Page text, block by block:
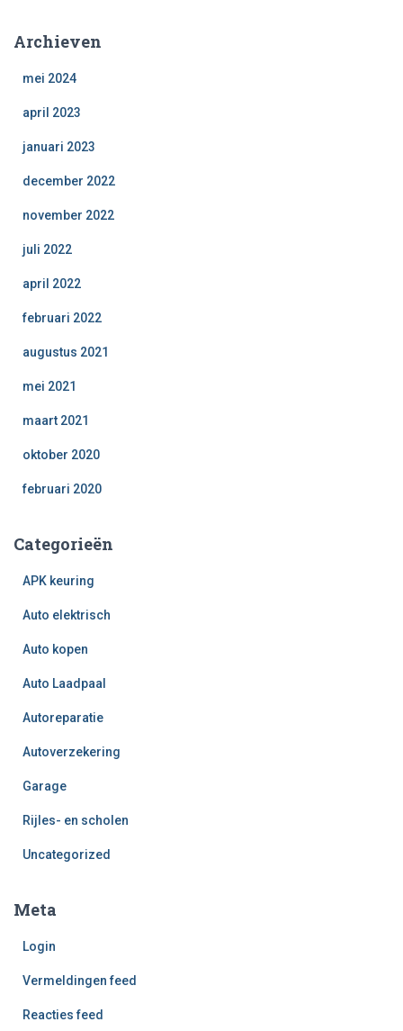
Archieven
mei 2024
april 2023
januari 2023
december 2022
november 2022
juli 2022
april 2022
februari 2022
augustus 2021
mei 2021
maart 2021
oktober 2020
februari 2020
Categorieën
APK keuring
Auto elektrisch
Auto kopen
Auto Laadpaal
Autoreparatie
Autoverzekering
Garage
Rijles- en scholen
Uncategorized
Meta
Login
Vermeldingen feed
Reacties feed